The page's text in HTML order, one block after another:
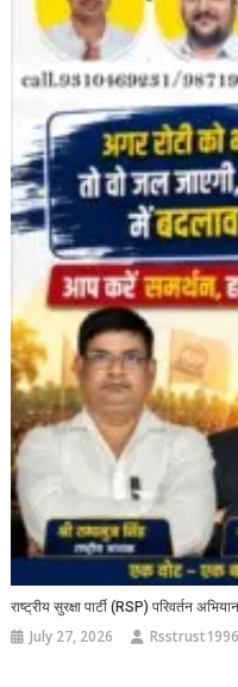
राष्ट्रीय सुरक्षा पार्टी (RSP) परिवर्तन
July 27, 2026 Rsstrust1996